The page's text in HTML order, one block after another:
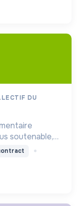
DU
soutenable,